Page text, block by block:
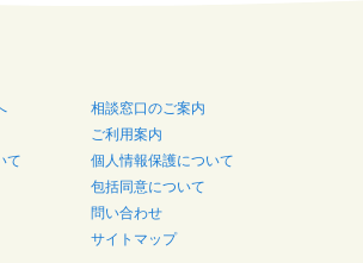
て
相談窓口のご案内
ご利用案内
個人情報保護について
包括同意について
問い合わせ
サイトマップ